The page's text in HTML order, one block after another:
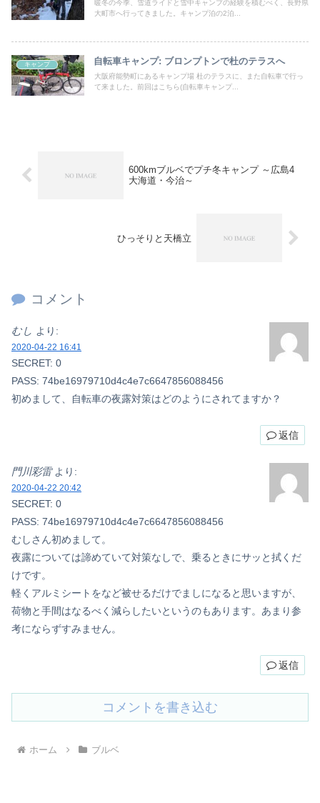
暖冬の今季、雪道ライドと雪中キャンプの経験を積むべく、長野県
大町市へ行ってきました。キャンプ泊の2泊...
キャンプ 自転車キャンプ: ブロンプトンで杜のテラスへ
大阪府能勢町にあるキャンプ場 杜のテラスに、また自転車で行っ
て来ました。前回はこちら(自転車キャンプ...
600kmブルベでプチ冬キャンプ ～広島4
大海道・今治～
ひっそりと天橋立
コメント
むし より:
2020-04-22 16:41
SECRET: 0
PASS: 74be16979710d4c4e7c6647856088456
初めまして、自転車の夜露対策はどのようにされてますか？
返信
門川彩雷 より:
2020-04-22 20:42
SECRET: 0
PASS: 74be16979710d4c4e7c6647856088456
むしさん初めまして。
夜露については諦めていて対策なしで、乗るときにサッと拭くだ
けです。
軽くアルミシートをなど被せるだけでましになると思いますが、
荷物と手間はなるべく減らしたいというのもあります。あまり参
考にならずすみません。
返信
コメントを書き込む
ホーム ブルベ